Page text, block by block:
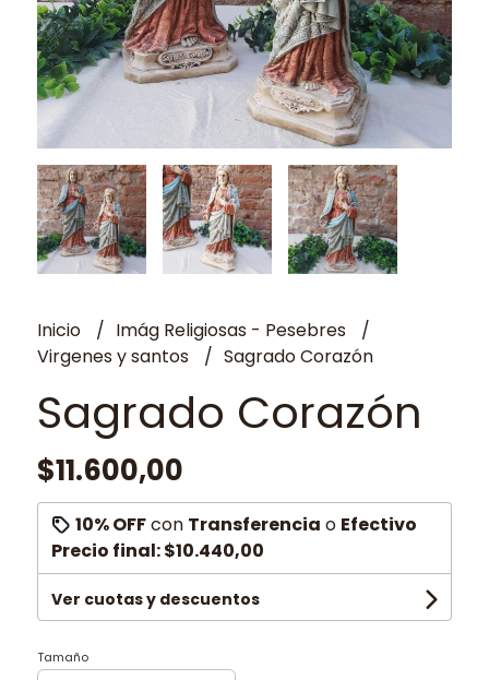
Inicio
Imág Religiosas - Pesebres
Virgenes y santos
Sagrado Corazón
Sagrado Corazón
$11.600,00
10% OFFcon Transferencia o Efectivo
Precio final:$10.440,00
Ver cuotas y descuentos
Tamaño